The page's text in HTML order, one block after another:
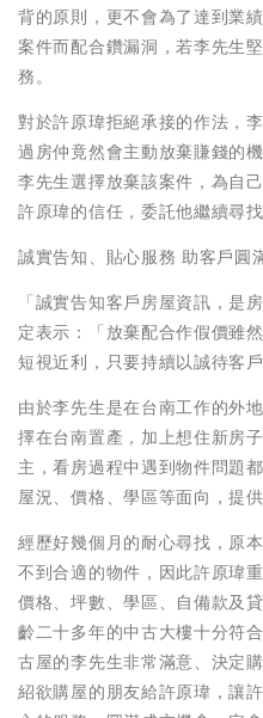
背的原則，更不會為了達到業
案件而配合鑽漏洞，若李先生
務。
對於許原瑋拒絕承接的作法，
過房仲竟然會主動放棄賺錢的
李先生選擇放棄該案件，為自
許原瑋的信任，委託他繼續尋找
誠實告知、貼心服務 助客戶圓
「誠實告知客戶房屋資訊，是
定表示：「放棄配合作假價雖
短視近利，只要持續以誠待客
由於李先生是在台南工作的外
擇在台南置產，加上想住新房
主，看房過程中遇到物件問題
屋況、價格、學區等面向，提
經歷好幾個月的耐心尋找，原
不到合適的物件，因此許原瑋
價格、坪數、學區、自備款及
齡二十多年的中古大樓十分符
古屋的李先生非常滿意、決定
紹欲購屋的朋友給許原瑋，讓